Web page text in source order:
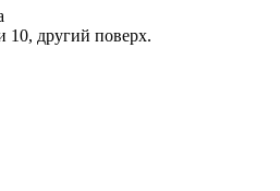
другий поверх.